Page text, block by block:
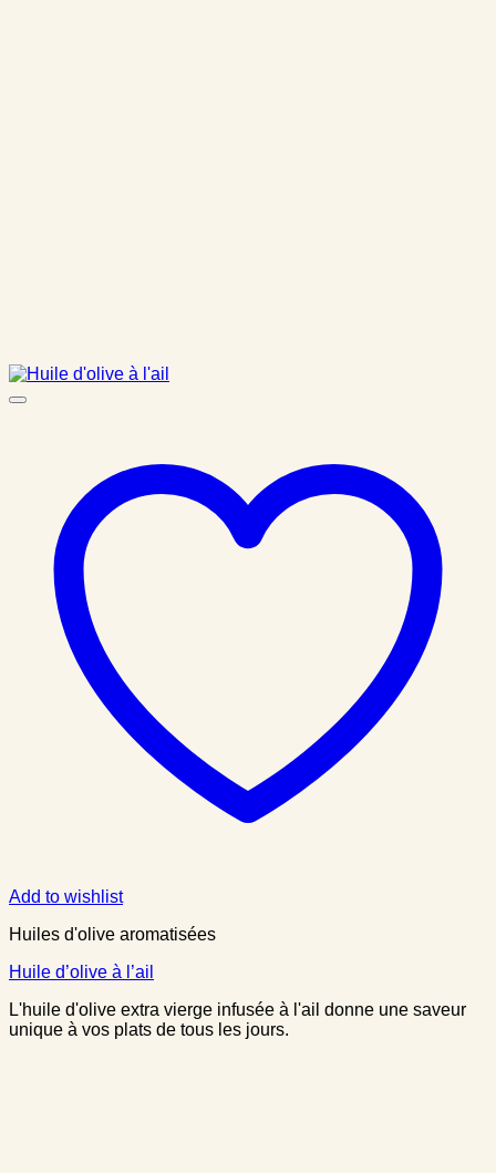
Add to wishlist
Huiles d'olive aromatisées
Huile d’olive à l’ail
L'huile d'olive extra vierge infusée à l'ail donne une saveur
unique à vos plats de tous les jours.